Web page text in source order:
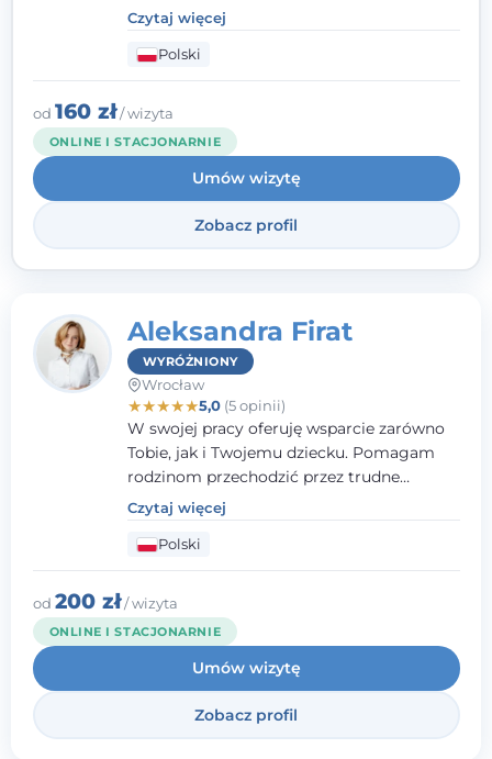
założycielem Akademii Inspiracji i Rozwoju
AIR w Częstochowie. Zajmuję się
wspieraniem dorosłych i młodzieży (w tym
osoby wysoko wrażliwe) oraz pary.
Prowadzę sesje stacjonarnie i online.
Czytaj więcej
Polski
od 160 zł/ wizyta
ONLINE I STACJONARNIE
Umów wizytę
Zobacz profil
Aleksandra Firat
WYRÓŻNIONY
Wrocław
★★★★★5,0(5 opinii)
W swojej pracy oferuję wsparcie zarówno
Tobie, jak i Twojemu dziecku. Pomagam
rodzinom przechodzić przez trudne
momenty, opierając współpracę na
wzajemnym zaufaniu i otwartej
komunikacji. Posiadam doświadczenie w
pracy z dziećmi i młodzieżą mierzącymi się
z różnorodnymi trudnościami
emocjonalnymi oraz rozwojowymi.
Czytaj więcej
Polski
od 200 zł/ wizyta
ONLINE I STACJONARNIE
Umów wizytę
Zobacz profil